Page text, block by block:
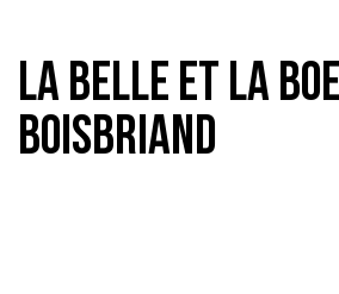
LA BELLE ET LA
BOISBRIAND